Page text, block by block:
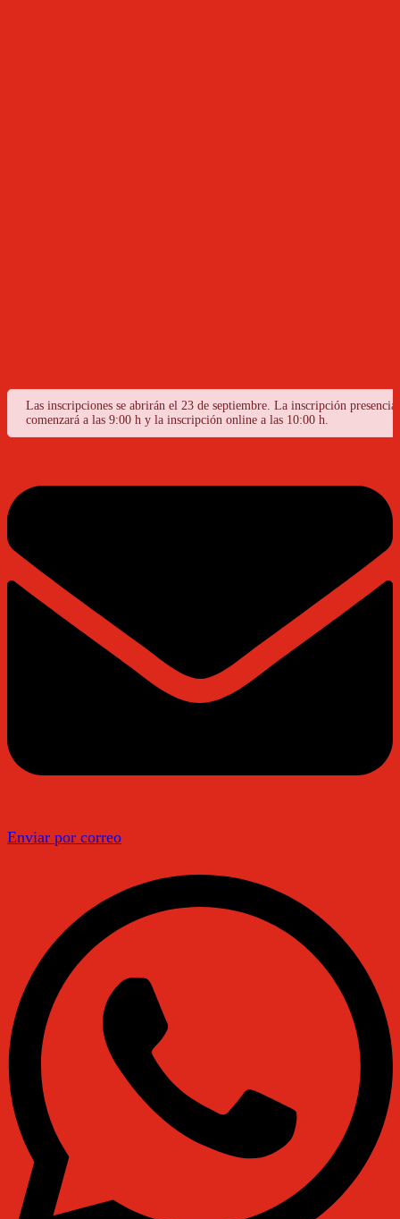
Las inscripciones se abrirán el 23 de septiembre. La inscripción presencial
comenzará a las 9:00 h y la inscripción online a las 10:00 h.
Enviar por correo